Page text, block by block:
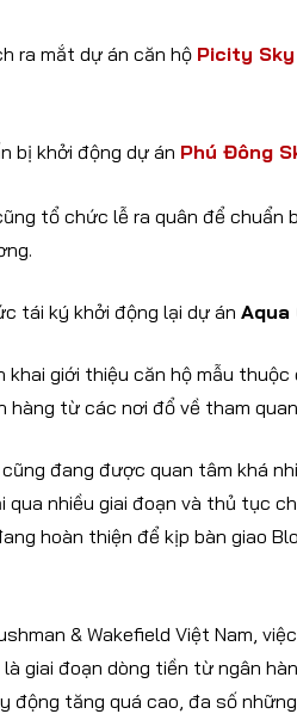
ra mắt dự án căn hộ Picity
bị khởi động dự án Phú Đông
tổ chức lễ ra quân để chuẩn
tái ký khởi động lại dự án Aqua
khai giới thiệu căn hộ mẫu thuộc
hàng từ các nơi đổ về tham
đang được quan tâm khá
qua nhiều giai đoạn và thủ tục
hoàn thiện để kịp bàn giao
& Wakefield Việt Nam,
giai đoạn dòng tiền từ ngân
động tăng quá cao, đa số